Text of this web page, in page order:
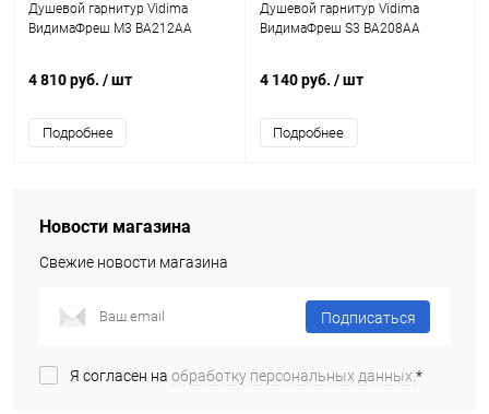
Душевой гарнитур Vidima
ВидимаФреш M3 BA212AA
4 810 руб. / шт
Подробнее
Душевой гарнитур Vidima
ВидимаФреш S3 BA208AA
4 140 руб. / шт
Подробнее
Новости магазина
Свежие новости магазина
Подписаться
Я согласен на обработку персональных данных.*